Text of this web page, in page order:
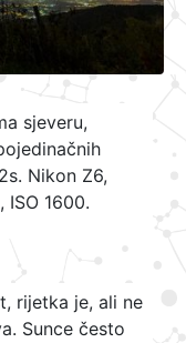
sjeveru,
Nikon Z6,
1600.
rijetka je, ali ne
Sunce često